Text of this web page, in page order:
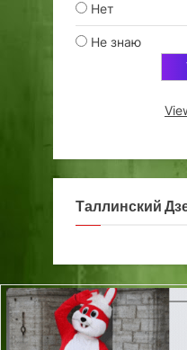
Нет
Не знаю
Таллинский